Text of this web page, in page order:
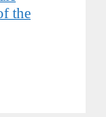
the